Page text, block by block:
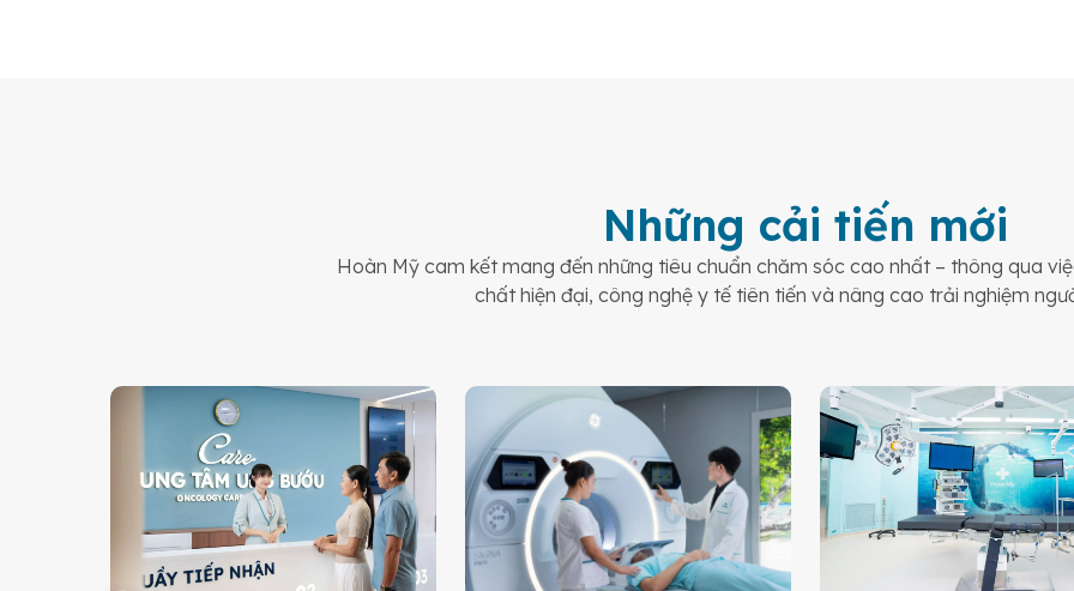
Những cải tiến mới
Hoàn Mỹ cam kết mang đến những tiêu chuẩn chăm sóc cao nhất – thông qua
chất hiện đại, công nghệ y tế tiên tiến và nâng cao trải nghiệm